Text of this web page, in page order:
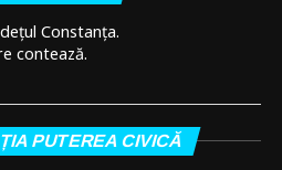
Constanța.
contează.
PUTEREA CIVICĂ